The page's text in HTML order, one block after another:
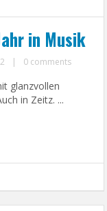
in Musik
| 0 comments
glanzvollen
in Zeitz. ...